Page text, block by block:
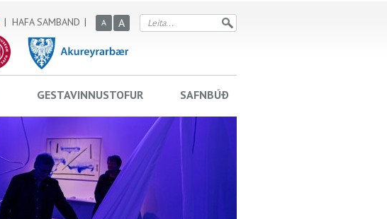
GESTAVINNUSTOFUR SAFNBÚÐ
A A
HAFA SAMBAND